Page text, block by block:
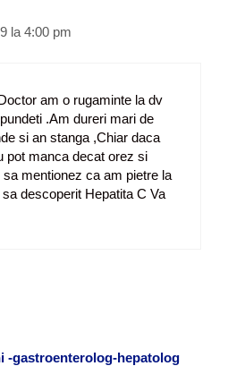
la 4:00 pm
am o rugaminte la dv
.Am dureri mari de
si an stanga ,Chiar daca
pot manca decat orez si
mentionez ca am pietre la
descoperit Hepatita C Va
-gastroenterolog-hepatolog